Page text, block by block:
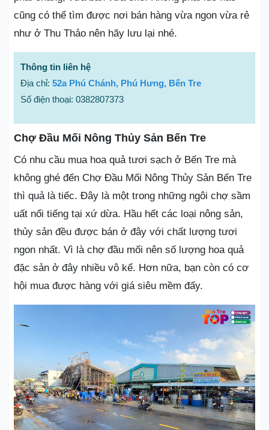
cũng có thể tìm được nơi bán hàng vừa ngon vừa rẻ
như ở Thu Thảo nên hãy lưu lại nhé.
Thông tin liên hệ
Địa chỉ: 52a Phú Chánh, Phú Hưng, Bến Tre
Số điện thoại: 0382807373
Chợ Đầu Mối Nông Thủy Sản Bến Tre
Có nhu cầu mua hoa quả tươi sạch ở Bến Tre mà
không ghé đến Chợ Đầu Mối Nông Thủy Sản Bến Tre
thì quả là tiếc. Đây là một trong những ngôi chợ sầm
uất nổi tiếng tại xứ dừa. Hầu hết các loại nông sản,
thủy sản đều được bán ở đây với chất lượng tươi
ngon nhất. Vì là chợ đầu mối nên số lượng hoa quả
đặc sản ở đây nhiều vô kể. Hơn nữa, bạn còn có cơ
hội mua được hàng với giá siêu mềm đấy.